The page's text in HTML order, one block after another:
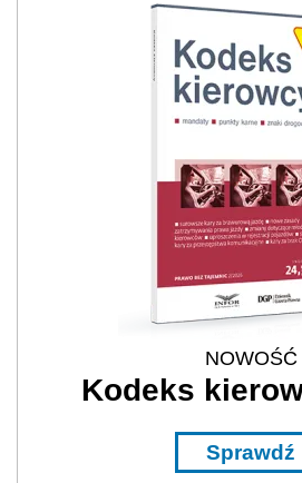
NOWOŚĆ
Kodeks
Sprawdź